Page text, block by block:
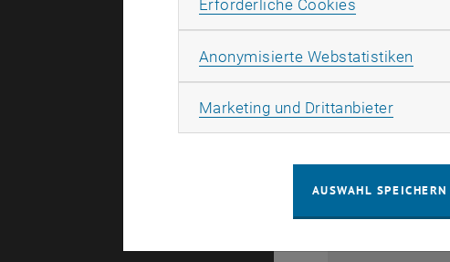
Erforderliche Cookies
Anonymisierte Webstatistiken
Marketing und Drittanbieter
AUSWAHL